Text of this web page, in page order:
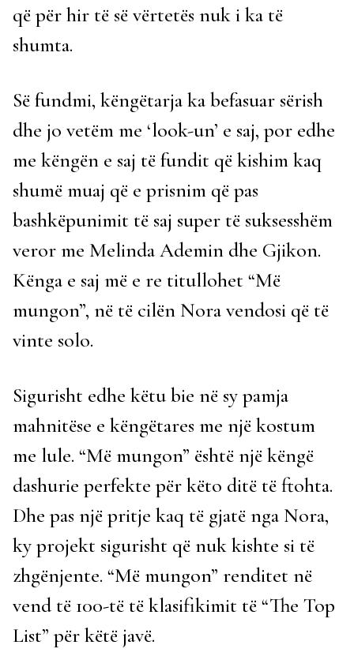
që për hir të së vërtetës nuk i ka të
shumta.
Së fundmi, këngëtarja ka befasuar sërish
dhe jo vetëm me ‘look-un’ e saj, por edhe
me këngën e saj të fundit që kishim kaq
shumë muaj që e prisnim që pas
bashkëpunimit të saj super të suksesshëm
veror me Melinda Ademin dhe Gjikon.
Kënga e saj më e re titullohet “Më
mungon”, në të cilën Nora vendosi që të
vinte solo.
Sigurisht edhe këtu bie në sy pamja
mahnitëse e këngëtares me një kostum
me lule. “Më mungon” është një këngë
dashurie perfekte për këto ditë të ftohta.
Dhe pas një pritje kaq të gjatë nga Nora,
ky projekt sigurisht që nuk kishte si të
zhgënjente. “Më mungon” renditet në
vend të 100-të të klasifikimit të “The Top
List” për këtë javë.